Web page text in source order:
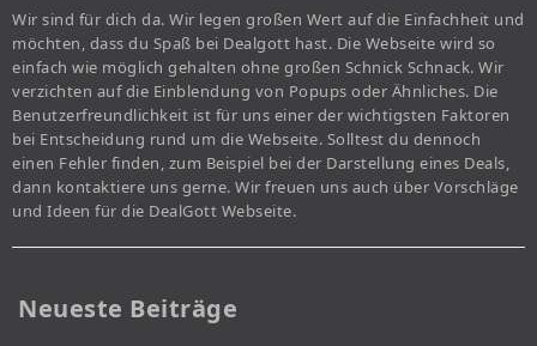
Wir sind für dich da. Wir legen großen Wert auf die Einfachheit und
möchten, dass du Spaß bei Dealgott hast. Die Webseite wird so
einfach wie möglich gehalten ohne großen Schnick Schnack. Wir
verzichten auf die Einblendung von Popups oder Ähnliches. Die
Benutzerfreundlichkeit ist für uns einer der wichtigsten Faktoren
bei Entscheidung rund um die Webseite. Solltest du dennoch
einen Fehler finden, zum Beispiel bei der Darstellung eines Deals,
dann kontaktiere uns gerne. Wir freuen uns auch über Vorschläge
und Ideen für die DealGott Webseite.
Neueste Beiträge